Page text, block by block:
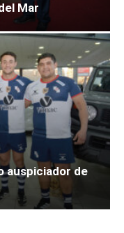
Mar
auspiciador de